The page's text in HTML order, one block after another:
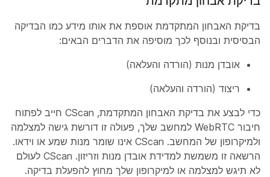
בדיקת האבחון המתקדמת אוספת את אותו מידע כמו הבדיקה
הבסיסית ובנוסף לכך מוסיפה את הדברים הבאים:
אובדן מנות (הורדה והעלאה)
ריצוד (הורדה והעלאה)
כדי לבצע את בדיקת האבחון המתקדמת, CScan חייב לפתוח
חיבור WebRTC למחשב שלך, פעולה זו דורשת גישה למצלמה
ולמיקרופון של המחשב. CScan אינו שומר מנות שמע או וידאו.
הרשאה זו משמשת למדידת אובדן מנות וזריזון. CScan לעולם
לא תיגש למצלמה או למיקרופון שלך מחוץ להפעלת בדיקה.